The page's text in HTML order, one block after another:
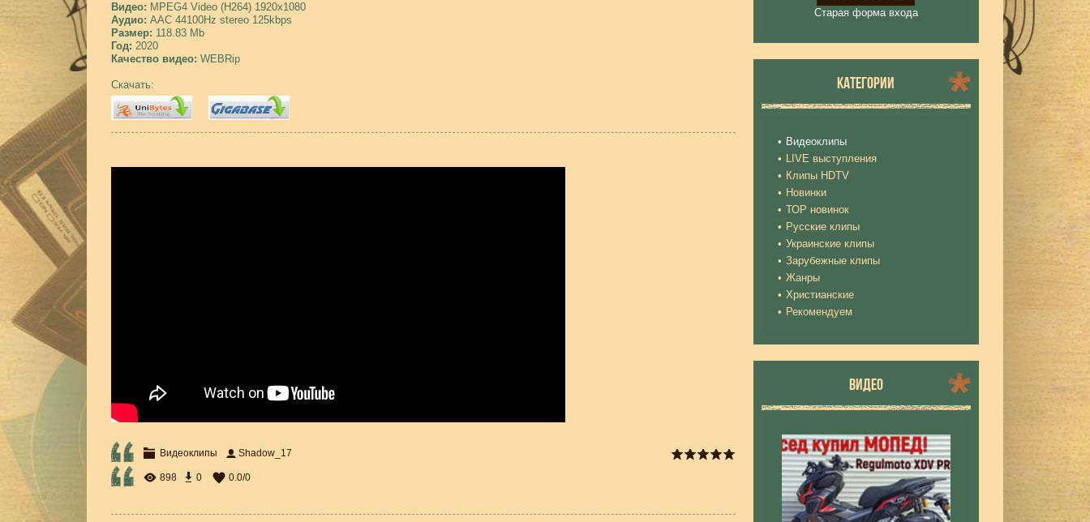
Видео: MPEG4 Video (H264) 1920x1080
Аудио: AAC 44100Hz stereo 125kbps
Размер: 118.83 Mb
Год: 2020
Качество видео: WEBRip
Скачать:
Видеоклипы Shadow_17
898 0 0.0/0
Старая форма входа
КАТЕГОРИИ
Видеоклипы
LIVE выступления
Клипы HDTV
Новинки
ТОР новинок
Русские клипы
Украинские клипы
Зарубежные клипы
Жанры
Христианские
Рекомендуем
ВИДЕО